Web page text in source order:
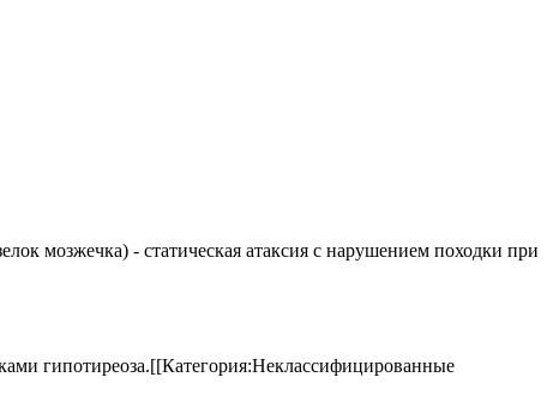
мозжечка) - статическая атаксия с нарушением походки при
гипотиреоза.[[Категория:Неклассифицированные